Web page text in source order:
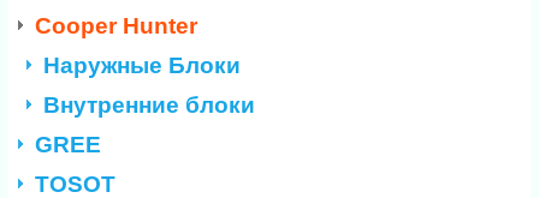
Cooper Hunter
Наружные Блоки
Внутренние блоки
GREE
TOSOT